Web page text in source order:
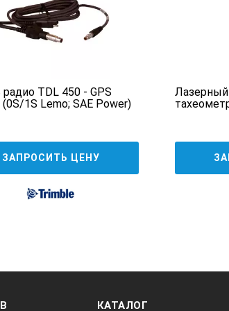
TDL 450 - GPS
1S Lemo; SAE Power)
ЗАПРОСИТЬ ЦЕНУ
КАТАЛОГ